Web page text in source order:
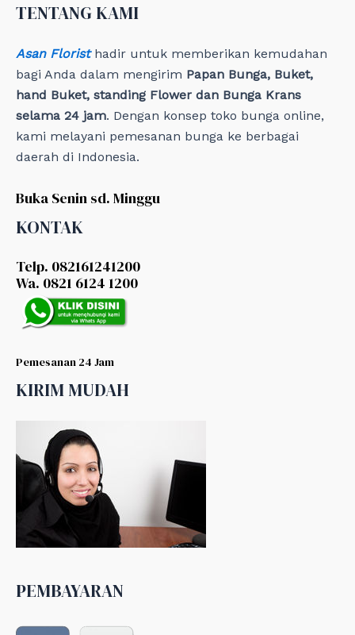
s
TENTANG KAMI
Asan Floristhadir untuk memberikan kemudahan
bagi Anda dalam mengirim Papan Bunga, Buket,
hand Buket, standing Flower dan Bunga Krans
selama 24 jam. Dengan konsep toko bunga online,
kami melayani pemesanan bunga ke berbagai
daerah di Indonesia.
Buka Senin sd. Minggu
KONTAK
Telp. 082161241200
Wa. 0821 6124 1200
Pemesanan 24 Jam
KIRIM MUDAH
PEMBAYARAN